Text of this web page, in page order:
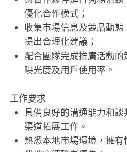
優化合作模式；
收集市場信息及競品動
提出合理化建議；
配合團隊完成推廣活動
曝光度及用戶使用率。
工作要求
具備良好的溝通能力和
渠道拓展工作。
熟悉本地市場環境，擁